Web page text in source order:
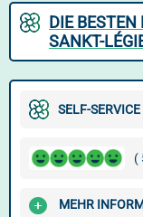
DIE BESTEN
SANKT-
SELF-
(
MEHR